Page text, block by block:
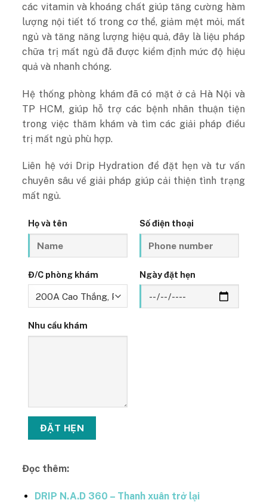
các vitamin và khoáng chất giúp tăng cường hàm
lượng nội tiết tố trong cơ thể, giảm mệt mỏi, mất
ngủ và tăng năng lượng hiệu quả, đây là liệu pháp
chữa trị mất ngủ đã được kiểm định mức độ hiệu
quả và nhanh chóng.
Hệ thống phòng khám đã có mặt ở cả Hà Nội và
TP HCM, giúp hỗ trợ các bệnh nhân thuận tiện
trong việc thăm khám và tìm các giải pháp điều
trị mất ngủ phù hợp.
Liên hệ với Drip Hydration để đặt hẹn và tư vấn
chuyên sâu về giải pháp giúp cải thiện tình trạng
mất ngủ.
Họ và tên Số điện thoại
Đ/C phòng khám Ngày đặt hẹn
Nhu cầu khám
Đọc thêm:
DRIP N.A.D 360 – Thanh xuân trở lại